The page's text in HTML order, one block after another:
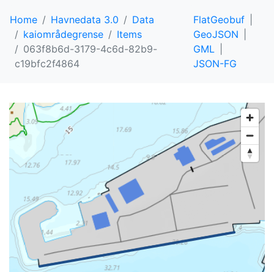
Home Havnedata 3.0
Data
kaiområdegrense
Items
063f8b6d-3179-4c6d-82b9-
c19bfc2f4864
FlatGeobuf
GeoJSON
GML
JSON-FG